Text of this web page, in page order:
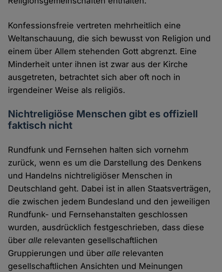
Konfessionsfreie vertreten mehrheitlich eine
Weltanschauung, die sich bewusst von Religion und
einem über Allem stehenden Gott abgrenzt. Eine
Minderheit unter ihnen ist zwar aus der Kirche
ausgetreten, betrachtet sich aber oft noch in
irgendeiner Weise als religiös.
Nichtreligiöse Menschen gibt es offiziell
faktisch nicht
Rundfunk und Fernsehen halten sich vornehm
zurück, wenn es um die Darstellung des Denkens
und Handelns nichtreligiöser Menschen in
Deutschland geht. Dabei ist in allen Staatsverträgen,
die zwischen jedem Bundesland und den jeweiligen
Rundfunk- und Fernsehanstalten geschlossen
wurden, ausdrücklich festgeschrieben, dass diese
überalle relevanten gesellschaftlichen
Gruppierungen und überalle relevanten
gesellschaftlichen Ansichten und Meinungen